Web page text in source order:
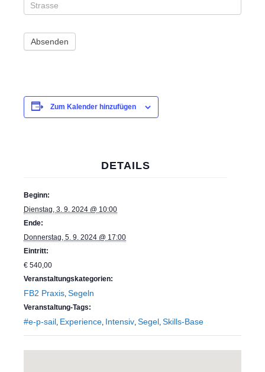
Zum Kalender hinzufügen
DETAILS
Beginn:
Dienstag, 3. 9. 2024 @ 10:00
Ende:
Donnerstag, 5. 9. 2024 @ 17:00
Eintritt:
€ 540,00
Veranstaltungskategorien:
FB2 Praxis, Segeln
Veranstaltung-Tags:
#e-p-sail, Experience, Intensiv, Segel, Skills-Base